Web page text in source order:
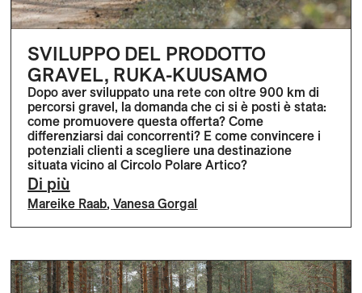
SVILUPPO DEL PRODOTTO
GRAVEL, RUKA-KUUSAMO
Dopo aver sviluppato una rete con oltre 900 km di
percorsi gravel, la domanda che ci si è posti è stata:
come promuovere questa offerta? Come
differenziarsi dai concorrenti? E come convincere i
potenziali clienti a scegliere una destinazione
situata vicino al Circolo Polare Artico?
Di più
Mareike Raab,Vanesa Gorgal